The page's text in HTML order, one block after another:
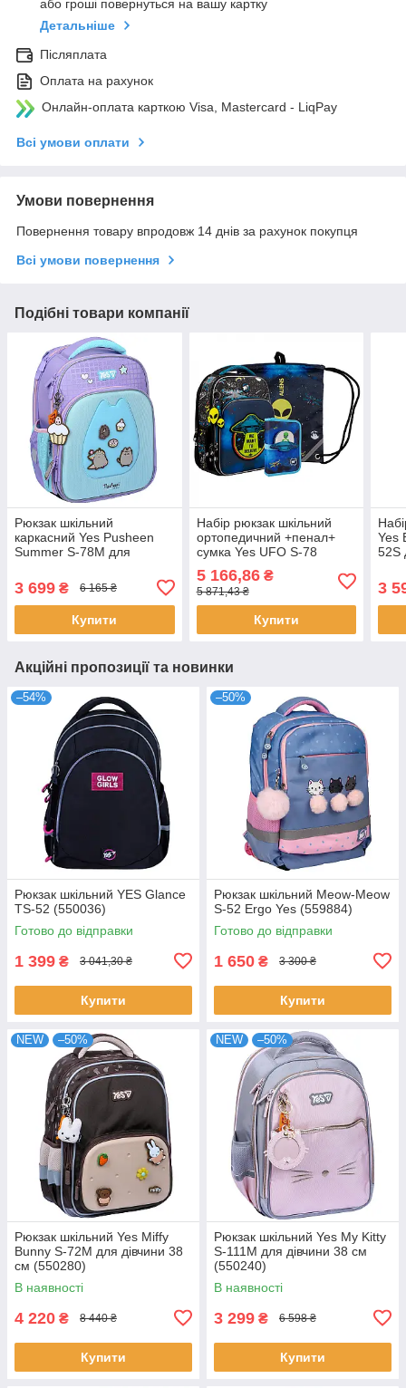
або гроші повернуться на вашу картку
Детальніше
Післяплата
Оплата на рахунок
Онлайн-оплата карткою Visa, Mastercard - LiqPay
Всі умови оплати
Умови повернення
Повернення товару впродовж 14 днів за рахунок покупця
Всі умови повернення
Подібні товари компанії
Рюкзак шкільний
каркасний Yes Pusheen
Summer S-78M для
3 699 ₴ 6 165 ₴
Купити
Набір рюкзак шкільний
ортопедичний +пенал+
сумка Yes UFO S-78
5 166,86₴
5 871,43 ₴
Купити
Yes
52S
3
Акційні пропозиції та новинки
–54%
Рюкзак шкільний YES Glance
TS-52 (550036)
Готово до відправки
1 399 ₴ 3 041,30 ₴
Купити
–50%
Рюкзак шкільний Meow-Meow
S-52 Ergo Yes (559884)
Готово до відправки
1 650 ₴ 3 300 ₴
Купити
NEW –50%
Рюкзак шкільний Yes Miffy
Bunny S-72M для дівчини 38
см (550280)
В наявності
4 220 ₴ 8 440 ₴
Купити
NEW –50%
Рюкзак шкільний Yes My Kitty
S-111M для дівчини 38 см
(550240)
В наявності
3 299 ₴ 6 598 ₴
Купити